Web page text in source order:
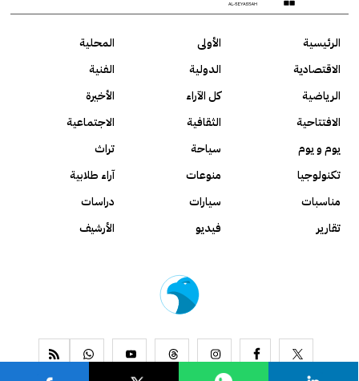
الرئيسية الأولى
المحلية
الاقتصادية
الدولية
الفنية
الرياضية
كل الآراء
الأخيرة
الافتتاحية
الثقافية
الاجتماعية
يوم و يوم
سياحة
تراث
تكنولوجيا
منوعات
آراء طلابية
مناسبات
سيارات
دراسات
تقارير
فيديو الأرشيف